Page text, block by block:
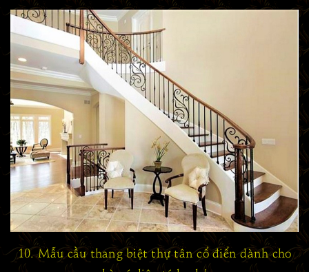
10. Mẫu cầu thang biệt thự tân cổ điển dành cho